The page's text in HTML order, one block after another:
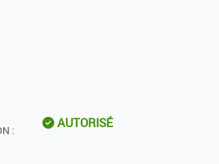
:
AUTORISÉ